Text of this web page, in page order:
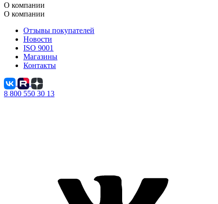
О компании
О компании
Отзывы покупателей
Новости
ISO 9001
Магазины
Контакты
8 800 550 30 13